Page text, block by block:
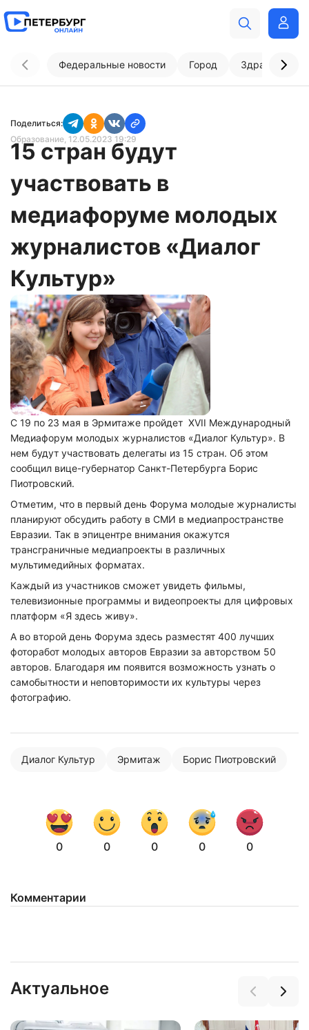
Федеральные новости Город
Поделиться:
Образование, 12.05.2023 19:29
15 стран будут
участвовать в
медиафоруме молодых
журналистов «Диалог
Культур»
С 19 по 23 мая в Эрмитаже пройдет XVII Международный
Медиафорум молодых журналистов «Диалог Культур». В
нем будут участвовать делегаты из 15 стран. Об этом
сообщил вице-губернатор Санкт-Петербурга Борис
Пиотровский.
Отметим, что в первый день Форума молодые журналисты
планируют обсудить работу в СМИ в медиапространстве
Евразии. Так в эпицентре внимания окажутся
трансграничные медиапроекты в различных
мультимедийных форматах.
Каждый из участников сможет увидеть фильмы,
телевизионные программы и видеопроекты для цифровых
платформ «Я здесь живу».
А во второй день Форума здесь разместят 400 лучших
фоторабот молодых авторов Евразии за авторством 50
авторов. Благодаря им появится возможность узнать о
самобытности и неповторимости их культуры через
фотографию.
Диалог Культур Эрмитаж Борис Пиотровский
0 0 0 0 0
Комментарии
АктуальноеНажимая на кнопку "Отправить" вы